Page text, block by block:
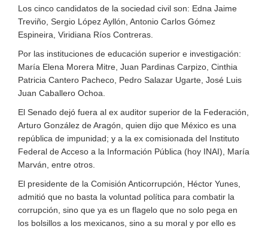
Los cinco candidatos de la sociedad civil son: Edna Jaime
Treviño, Sergio López Ayllón, Antonio Carlos Gómez
Espineira, Viridiana Ríos Contreras.
Por las instituciones de educación superior e investigación:
María Elena Morera Mitre, Juan Pardinas Carpizo, Cinthia
Patricia Cantero Pacheco, Pedro Salazar Ugarte, José Luis
Juan Caballero Ochoa.
El Senado dejó fuera al ex auditor superior de la Federación,
Arturo González de Aragón, quien dijo que México es una
república de impunidad; y a la ex comisionada del Instituto
Federal de Acceso a la Información Pública (hoy INAI), María
Marván, entre otros.
El presidente de la Comisión Anticorrupción, Héctor Yunes,
admitió que no basta la voluntad política para combatir la
corrupción, sino que ya es un flagelo que no solo pega en
los bolsillos a los mexicanos, sino a su moral y por ello es